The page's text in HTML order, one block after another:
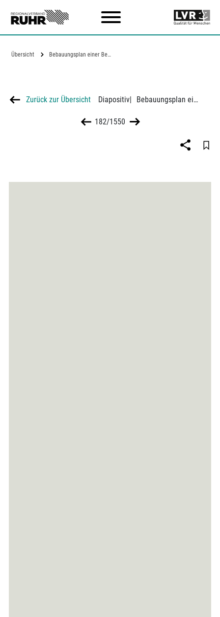
Übersicht Bebauungsplan einer Bergarbeitersiedlung…
Zurück zur Übersicht Diapositiv| Bebauungsplan einer Bergarbeitersiedlung in Dortmund-Schüren
182/1550